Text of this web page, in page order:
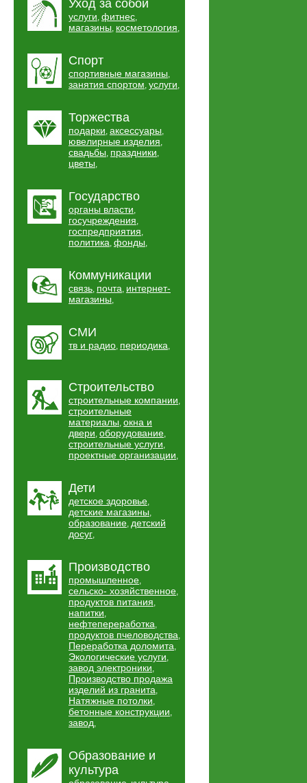
Уход за собой
услуги, фитнес,
магазины, косметология,
Спорт
спортивные магазины,
занятия спортом, услуги,
Торжества
подарки, аксессуары,
ювелирные изделия,
свадьбы, праздники,
цветы,
Государство
органы власти,
госучреждения,
госпредприятия,
политика, фонды,
Коммуникации
связь, почта, интернет-
магазины,
СМИ
тв и радио, периодика,
Строительство
строительные компании,
строительные
материалы, окна и
двери, оборудование,
строительные услуги,
проектные организации,
Дети
детское здоровье,
детские магазины,
образование, детский
досуг,
Производство
промышленное,
сельско- хозяйственное,
продуктов питания,
напитки,
нефтепереработка,
продуктов пчеловодства,
Переработка доломита,
Экологические услуги,
завод электроники,
Производство продажа
изделий из гранита,
Натяжные потолки,
бетонные конструкции,
завод,
Образование и
культура